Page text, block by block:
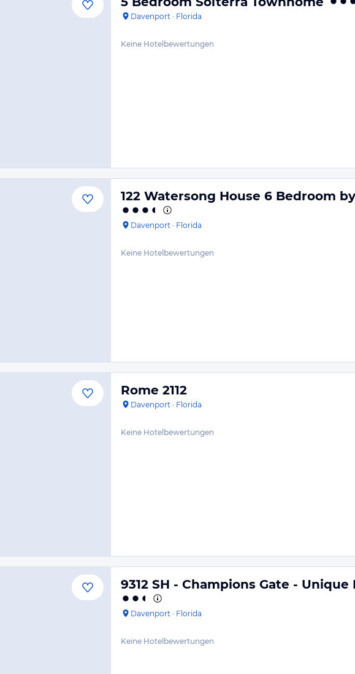
Davenport · Florida
Keine Hotelbewertungen
122 Watersong House 6 Bedroom
Davenport · Florida
Keine Hotelbewertungen
Rome 2112
Davenport · Florida
Keine Hotelbewertungen
9312 SH - Champions Gate -
Davenport · Florida
Keine Hotelbewertungen